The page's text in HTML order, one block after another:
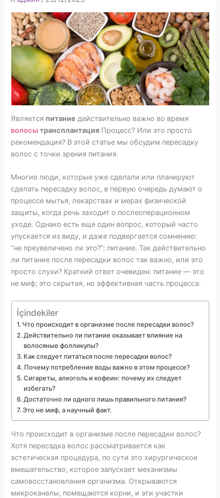
Является питание действительно важно во время
волосы трансплантация Процесс? Или это просто
рекомендация? В этой статье мы обсудим пересадку
волос с точки зрения питания.
Многие люди, которые уже сделали или планируют
сделать пересадку волос, в первую очередь думают о
процессе мытья, лекарствах и мерах физической
защиты, когда речь заходит о послеоперационном
уходе. Однако есть еще один вопрос, который часто
упускается из виду, и даже подвергается сомнению:
“не преувеличено ли это?”: питание. Так действительно
ли питание после пересадки волос так важно, или это
просто слухи? Краткий ответ очевиден: питание — это
не миф; это скрытая, но эффективная часть процесса.
İçindekiler
Что происходит в организме после пересадки волос?
Действительно ли питание оказывает влияние на
волосяные фолликулы?
Как следует питаться после пересадки волос?
Почему потребление воды важно в этом процессе?
Сигареты, алкоголь и кофеин: почему их следует
избегать?
Достаточно ли одного лишь правильного питания?
Это не миф, а научный факт.
Что происходит в организме после пересадки волос?
Хотя пересадка волос рассматривается как
эстетическая процедура, по сути это хирургическое
вмешательство, которое запускает механизмы
самовосстановления организма. Открываются
микроканалы, помещаются корни, и эти участки